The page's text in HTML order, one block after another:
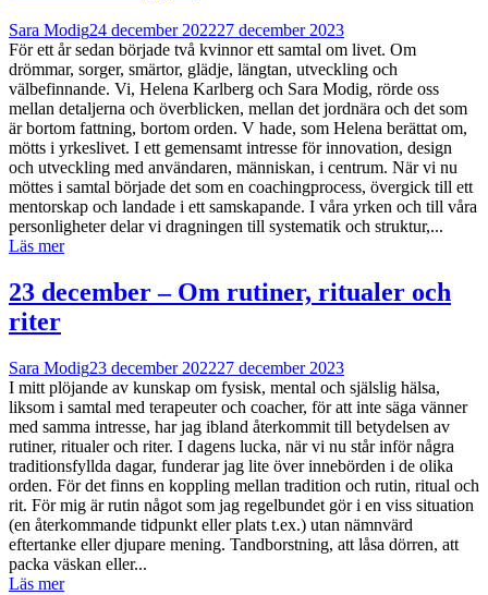
Sara Modig24 december 202227 december 2023
För ett år sedan började två kvinnor ett samtal om livet. Om
drömmar, sorger, smärtor, glädje, längtan, utveckling och
välbefinnande. Vi, Helena Karlberg och Sara Modig, rörde oss
mellan detaljerna och överblicken, mellan det jordnära och det som
är bortom fattning, bortom orden. V hade, som Helena berättat om,
mötts i yrkeslivet. I ett gemensamt intresse för innovation, design
och utveckling med användaren, människan, i centrum. När vi nu
möttes i samtal började det som en coachingprocess, övergick till ett
mentorskap och landade i ett samskapande. I våra yrken och till våra
personligheter delar vi dragningen till systematik och struktur,...
Läs mer
23 december – Om rutiner, ritualer och
riter
Sara Modig23 december 202227 december 2023
I mitt plöjande av kunskap om fysisk, mental och själslig hälsa,
liksom i samtal med terapeuter och coacher, för att inte säga vänner
med samma intresse, har jag ibland återkommit till betydelsen av
rutiner, ritualer och riter. I dagens lucka, när vi nu står inför några
traditionsfyllda dagar, funderar jag lite över innebörden i de olika
orden. För det finns en koppling mellan tradition och rutin, ritual och
rit. För mig är rutin något som jag regelbundet gör i en viss situation
(en återkommande tidpunkt eller plats t.ex.) utan nämnvärd
eftertanke eller djupare mening. Tandborstning, att låsa dörren, att
packa väskan eller...
Läs mer